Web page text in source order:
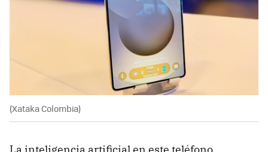
(Xataka Colombia)